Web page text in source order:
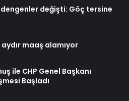
değişti: Göç tersine
maaş alamıyor
ile CHP Genel Başkanı
Başladı